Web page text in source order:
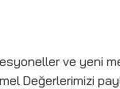
ve yeni
Değerlerimizi